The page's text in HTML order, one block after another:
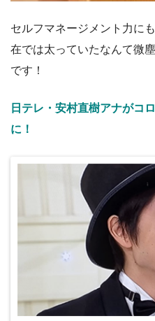
セルフマネージメント力に
在では太っていたなんて微
です！
日テレ・安村直樹アナがコ
に！